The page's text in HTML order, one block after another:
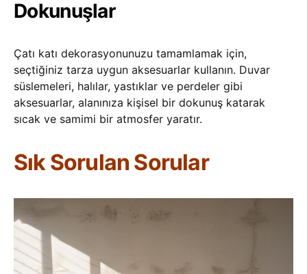
Dokunuşlar
Çatı katı dekorasyonunuzu tamamlamak için,
seçtiğiniz tarza uygun aksesuarlar kullanın. Duvar
süslemeleri, halılar, yastıklar ve perdeler gibi
aksesuarlar, alanınıza kişisel bir dokunuş katarak
sıcak ve samimi bir atmosfer yaratır.
Sık Sorulan Sorular